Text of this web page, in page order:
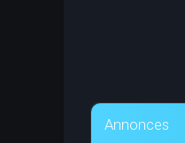
Annonces